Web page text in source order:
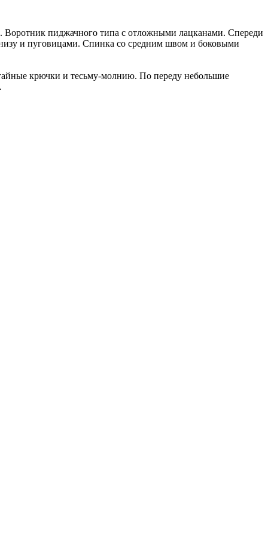
Воротник пиджачного типа с отложными лацканами. Спереди
и пуговицами. Спинка со средним швом и боковыми
крючки и тесьму-молнию. По переду небольшие